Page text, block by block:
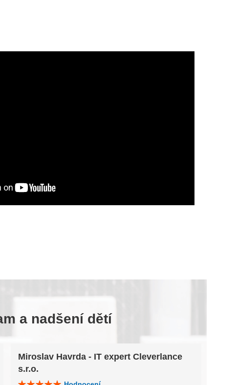
a nadšení dětí
Miroslav Havrda - IT expert Cleverlance
s.r.o.